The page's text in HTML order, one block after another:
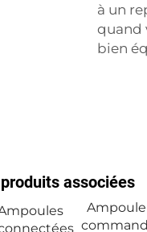
à un
quand
bien
associées
Ampoule